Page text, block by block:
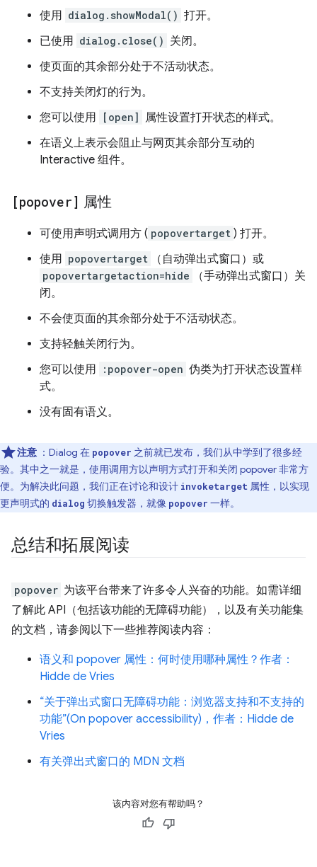
使用 dialog.showModal() 打开。
已使用 dialog.close() 关闭。
使页面的其余部分处于不活动状态。
不支持关闭灯的行为。
您可以使用
[open] 属性设置打开状态的样式。
在语义上表示会阻止与网页其余部分互动的
Interactive 组件。
[popover] 属性
可使用声明式调用方 ( popovertarget ) 打开。
使用 popovertarget （自动弹出式窗口）或
popovertargetaction=hide
（手动弹出式窗口）关
闭。
不会使页面的其余部分处于不活动状态。
支持轻触关闭行为。
您可以使用
:popover-open 伪类为打开状态设置样
式。
没有固有语义。
注意 ：Dialog 在 popover 之前就已发布，我们从中学到了很多经
验。其中之一就是，使用调用方以声明方式打开和关闭 popover 非常方
便。为解决此问题，我们正在讨论和设计 invoketarget 属性，以实现
更声明式的 dialog 切换触发器，就像 popover 一样。
总结和拓展阅读
popover 为该平台带来了许多令人兴奋的功能。如需详细
了解此 API（包括该功能的无障碍功能），以及有关功能集
的文档，请参阅以下一些推荐阅读内容：
语义和 popover 属性：何时使用哪种属性？作者：
Hidde de Vries
“关于弹出式窗口无障碍功能：浏览器支持和不支持的
功能”(On popover accessibility)，作者：Hidde de
Vries
有关弹出式窗口的 MDN 文档
该内容对您有帮助吗？